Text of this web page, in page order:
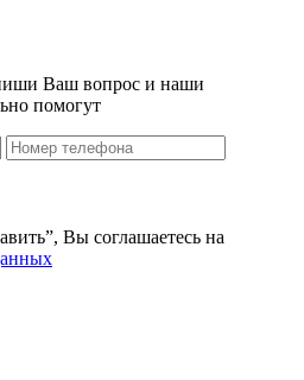
Ваш вопрос и наши
помогут
Вы соглашаетесь на